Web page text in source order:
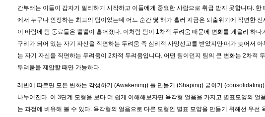
간부터는 이들이 갑자기 멀리하기 시작하고 이들에게 중요한 사람으로 취급 받지 못합니다. 한
에서 누구나 인정하는 최고의 팀이었는데 어느 순간 몇 해가 흘러 지금은 퇴출위기에 직면한 신
이 바람에 팀 동료들은 뿔뿔이 흩어졌다. 이처럼 팀이 1차적 두려움 때문에 변화를 게을리 하다
구리가 되어 있는 자기 자신을 직면하는 두려움 즉 심리적 사망선고를 받았지만 때가 늦어서 아
는 자기 자신을 직면하는 두려움이 2차적 두려움입니다. 어떤 팀이던지 팀의 큰 변화는 2차적
두려움을 제압할 때만 가능하다.
레빈에 따르면 모든 변화는 각성하기 (Awakening) 틀 만들기 (Shaping) 굳히기
나누어진다. 이 3단계 모형을 보다 더 쉽게 이해해보자면 육각형 얼음을 가지고 별표모양의 얼
는 과정에 비유해 볼 수 있다. 육각형의 얼음으로 다른 모형인 별표 모양을 만들기 위해선 우선